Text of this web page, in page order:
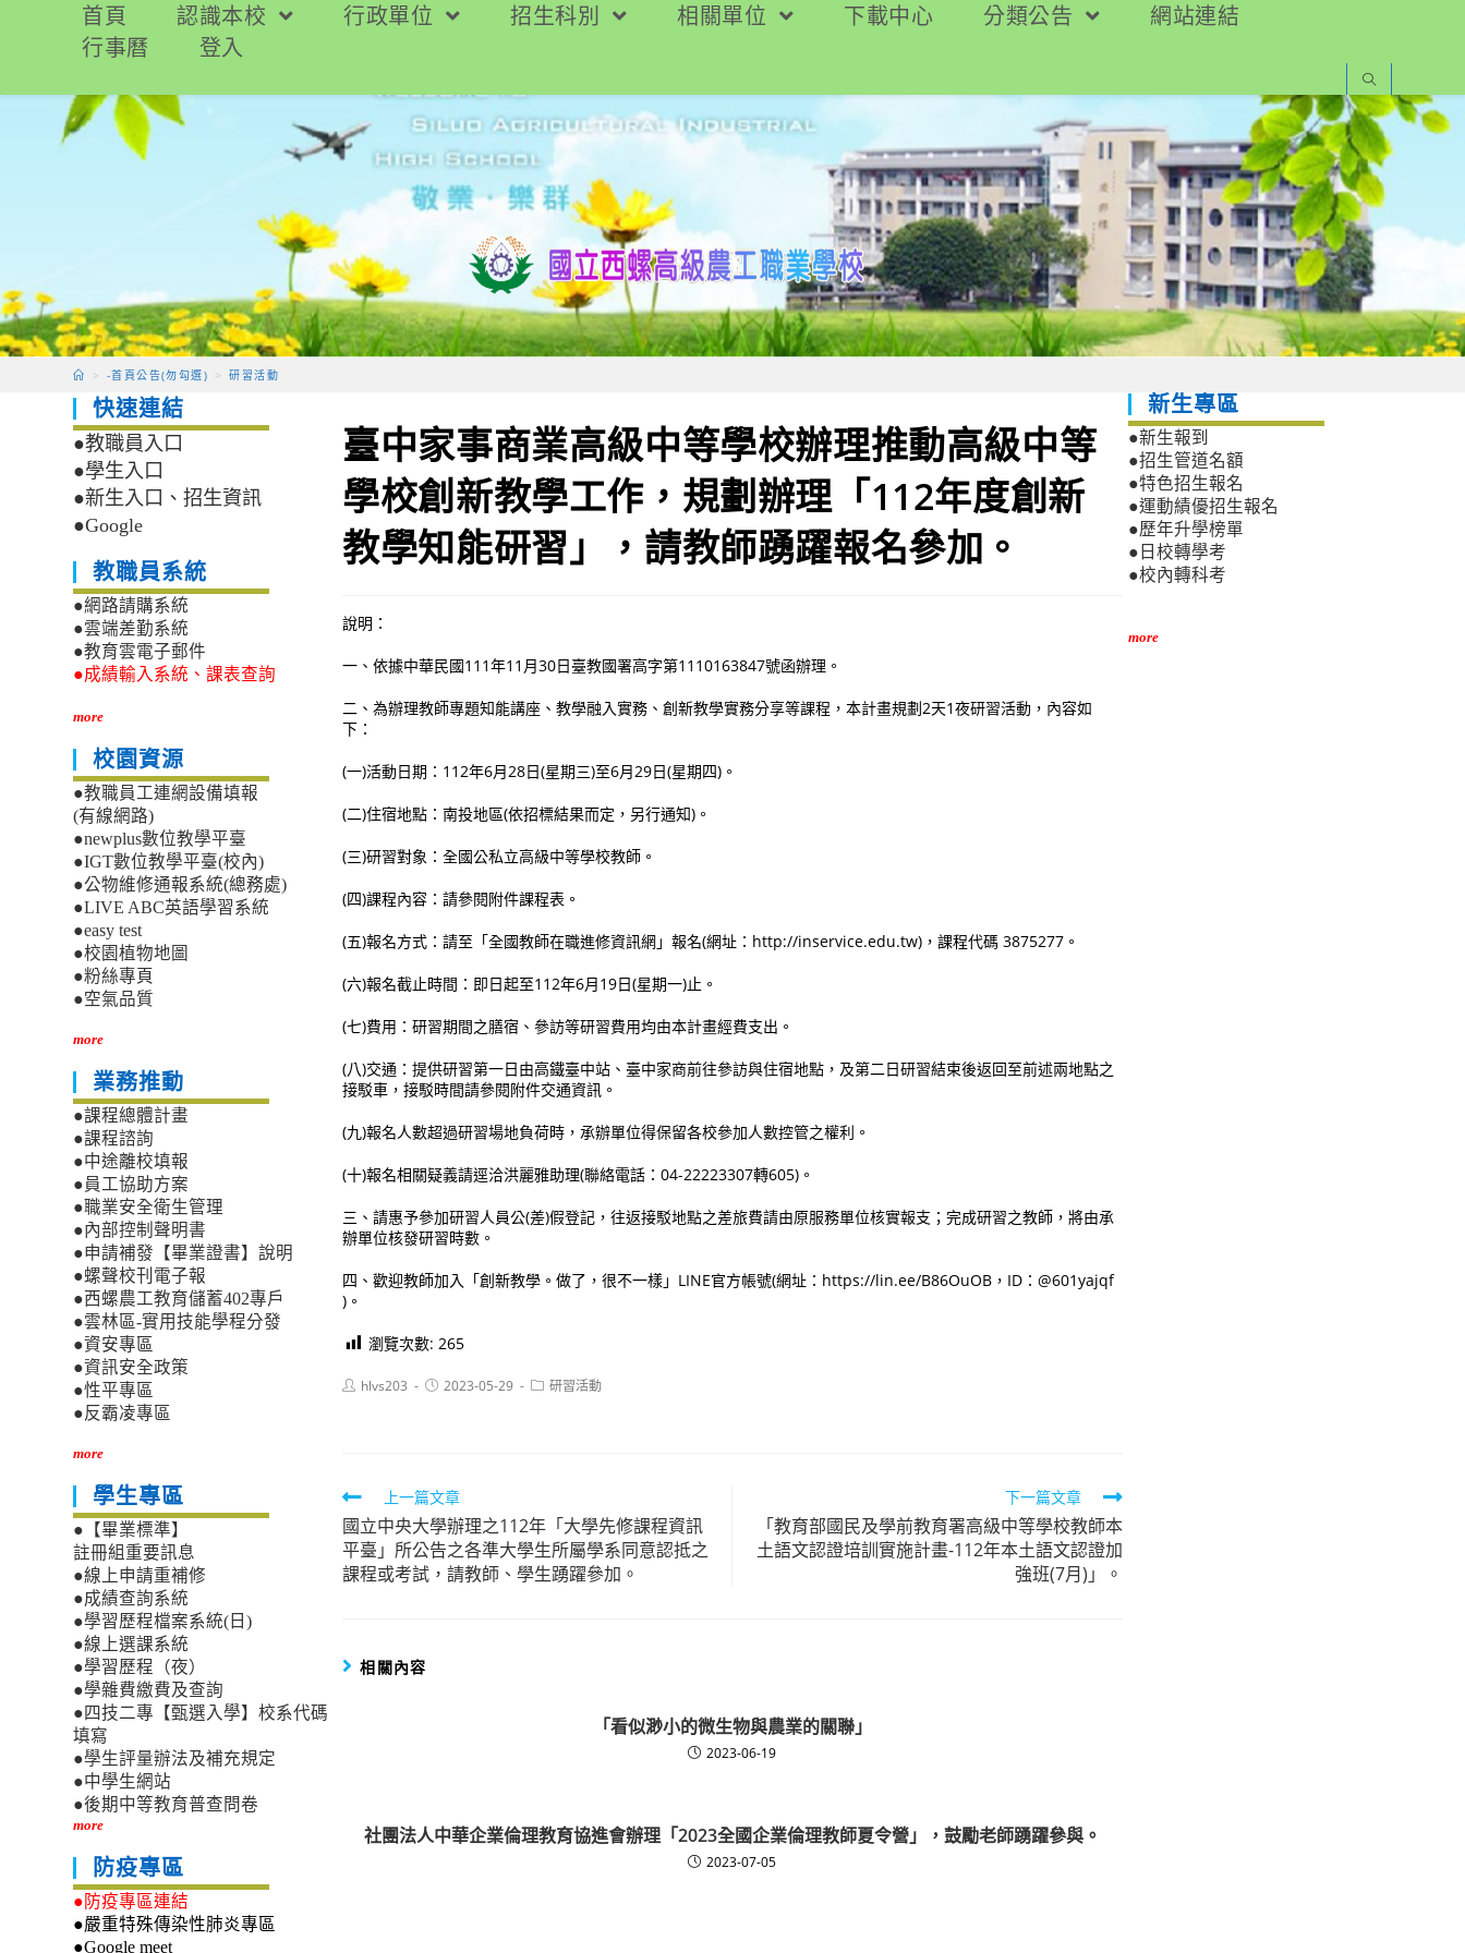
要
首頁 認識本校 行政單位 招生科別 相關單位 下載中心 分類公告
網站連結
行事曆
登入
> -首頁公告(勿勾選) > 研習活動
臺中家事商業高級中等學校辦理推動高級中等
學校創新教學工作，規劃辦理「112年度創新
教學知能研習」，請教師踴躍報名參加。
說明：
一、依據中華民國111年11月30日臺教國署高字第1110163847號函辦理。
二、為辦理教師專題知能講座、教學融入實務、創新教學實務分享等課程，本計畫規劃2天1夜研習活動，內容如
下：
(一)活動日期：112年6月28日(星期三)至6月29日(星期四)。
(二)住宿地點：南投地區(依招標結果而定，另行通知)。
(三)研習對象：全國公私立高級中等學校教師。
(四)課程內容：請參閱附件課程表。
(五)報名方式：請至「全國教師在職進修資訊網」報名(網址：http://inservice.edu.tw)，課程代碼 3875277。
(六)報名截止時間：即日起至112年6月19日(星期一)止。
(七)費用：研習期間之膳宿、參訪等研習費用均由本計畫經費支出。
(八)交通：提供研習第一日由高鐵臺中站、臺中家商前往參訪與住宿地點，及第二日研習結束後返回至前述兩地點之
接駁車，接駁時間請參閱附件交通資訊。
(九)報名人數超過研習場地負荷時，承辦單位得保留各校參加人數控管之權利。
(十)報名相關疑義請逕洽洪麗雅助理(聯絡電話：04-22223307轉605)。
三、請惠予參加研習人員公(差)假登記，往返接駁地點之差旅費請由原服務單位核實報支；完成研習之教師，將由承
辦單位核發研習時數。
四、歡迎教師加入「創新教學。做了，很不一樣」LINE官方帳號(網址：https://lin.ee/B86OuOB，ID：@601yajqf
)。
瀏覽次數: 265
Posthlvs203
Post2023-05-29
Post研習活動
Read
more
articles
上一篇文章
國立中央大學辦理之112年「大學先修課程資訊
平臺」所公告之各準大學生所屬學系同意認抵之
課程或考試，請教師、學生踴躍參加。
下一篇文章
「教育部國民及學前教育署高級中等學校教師本
土語文認證培訓實施計畫-112年本土語文認證加
強班(7月)」。
相關內容
「看似渺小的微生物與農業的關聯」
2023-06-19
社團法人中華企業倫理教育協進會辦理「2023全國企業倫理教師夏令營」，鼓勵老師踴躍參與。
2023-07-05
快速連結
●教職員入口
●學生入口
●新生入口、招生資訊
●Google
教職員系統
●網路請購系統
●雲端差勤系統
●教育雲電子郵件
●成績輸入系統、課表查詢
more
校園資源
●教職員工連網設備填報
(有線網路)
●newplus數位教學平臺
●IGT數位教學平臺(校內)
●公物維修通報系統(總務處)
●LIVE ABC英語學習系統
●easy test
●校園植物地圖
●粉絲專頁
●空氣品質
more
業務推動
●課程總體計畫
●課程諮詢
●中途離校填報
●員工協助方案
●職業安全衛生管理
●內部控制聲明書
●申請補發【畢業證書】說明
●螺聲校刊電子報
●西螺農工教育儲蓄402專戶
●雲林區-實用技能學程分發
●資安專區
●資訊安全政策
●性平專區
●反霸凌專區
more
學生專區
●【畢業標準】
註冊組重要訊息
●線上申請重補修
●成績查詢系統
●學習歷程檔案系統(日)
●線上選課系統
●學習歷程（夜）
●學雜費繳費及查詢
●四技二專【甄選入學】校系代碼
填寫
●學生評量辦法及補充規定
●中學生網站
●後期中等教育普查問卷
more
防疫專區
●防疫專區連結
●嚴重特殊傳染性肺炎專區
●Google meet
新生專區
●新生報到
●招生管道名額
●特色招生報名
●運動績優招生報名
●歷年升學榜單
●日校轉學考
●校內轉科考
more